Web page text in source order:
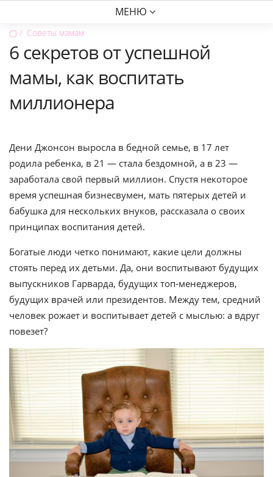
МЕНЮ
▢ Советы мамам
6 секретов от успешной
мамы, как воспитать
миллионера
Дени Джонсон выросла в бедной семье, в 17 лет
родила ребенка, в 21 — стала бездомной, а в 23 —
заработала свой первый миллион. Спустя некоторое
время успешная бизнесвумен, мать пятерых детей и
бабушка для нескольких внуков, рассказала о своих
принципах воспитания детей.
Богатые люди четко понимают, какие цели должны
стоять перед их детьми. Да, они воспитывают будущих
выпускников Гарварда, будущих топ-менеджеров,
будущих врачей или президентов. Между тем, средний
человек рожает и воспитывает детей с мыслью: а вдруг
повезет?